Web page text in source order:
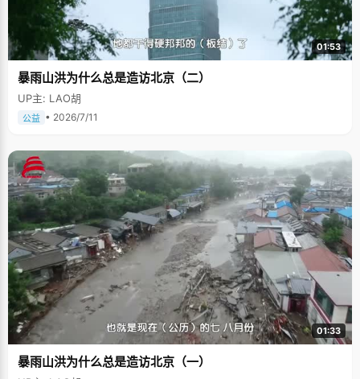
01:53
暴雨山洪为什么总是造访北京（二）
UP主: LAO胡
公益 • 2026/7/11
01:33
暴雨山洪为什么总是造访北京（一）